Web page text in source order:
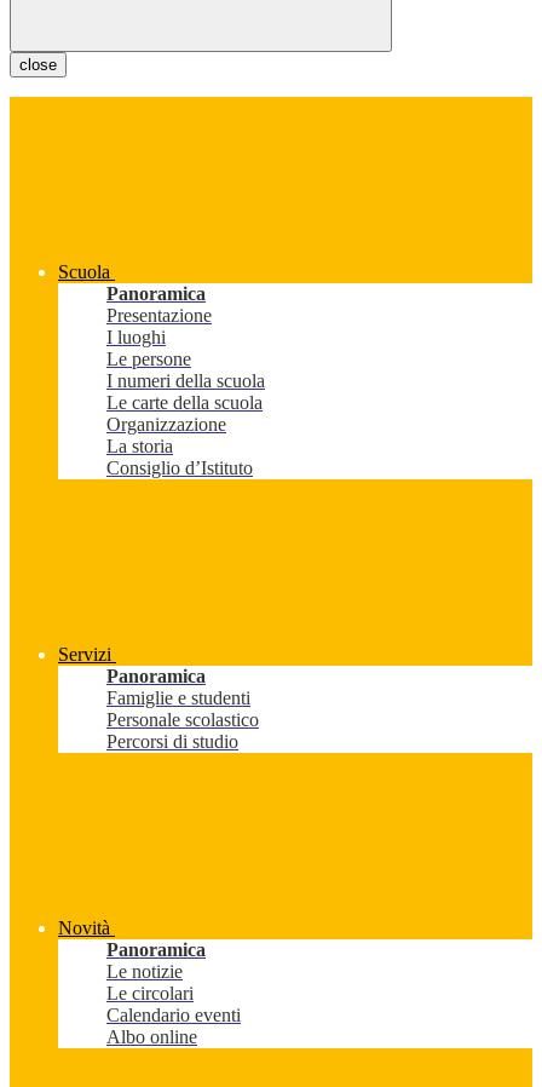
close
Scuola
Panoramica
Presentazione
I luoghi
Le persone
I numeri della scuola
Le carte della scuola
Organizzazione
La storia
Consiglio d’Istituto
Servizi
Panoramica
Famiglie e studenti
Personale scolastico
Percorsi di studio
Novità
Panoramica
Le notizie
Le circolari
Calendario eventi
Albo online